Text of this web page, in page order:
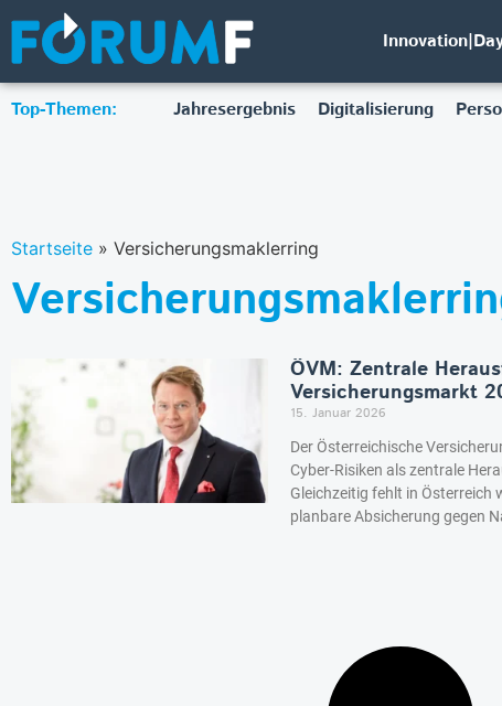
Top-Themen: Jahresergebnis Digitalisierung
Startseite » Versicherungsmaklerring
ÖVM: Zentrale
Versicherungsmarkt
15. Januar 2026
Der Österreichische
Cyber-Risiken als zentrale
Gleichzeitig fehlt in Österreich
planbare Absicherung gegen